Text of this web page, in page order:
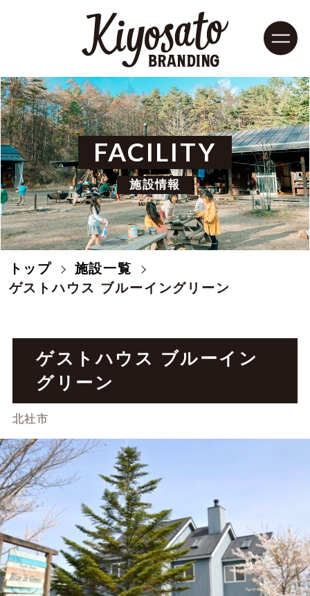
モデルコース
プ
CONTACT
FACILITY
施設情報
トップ
施設一覧
ゲストハウス ブルーイングリーン
ゲストハウス ブルーイン
グリーン
北社市